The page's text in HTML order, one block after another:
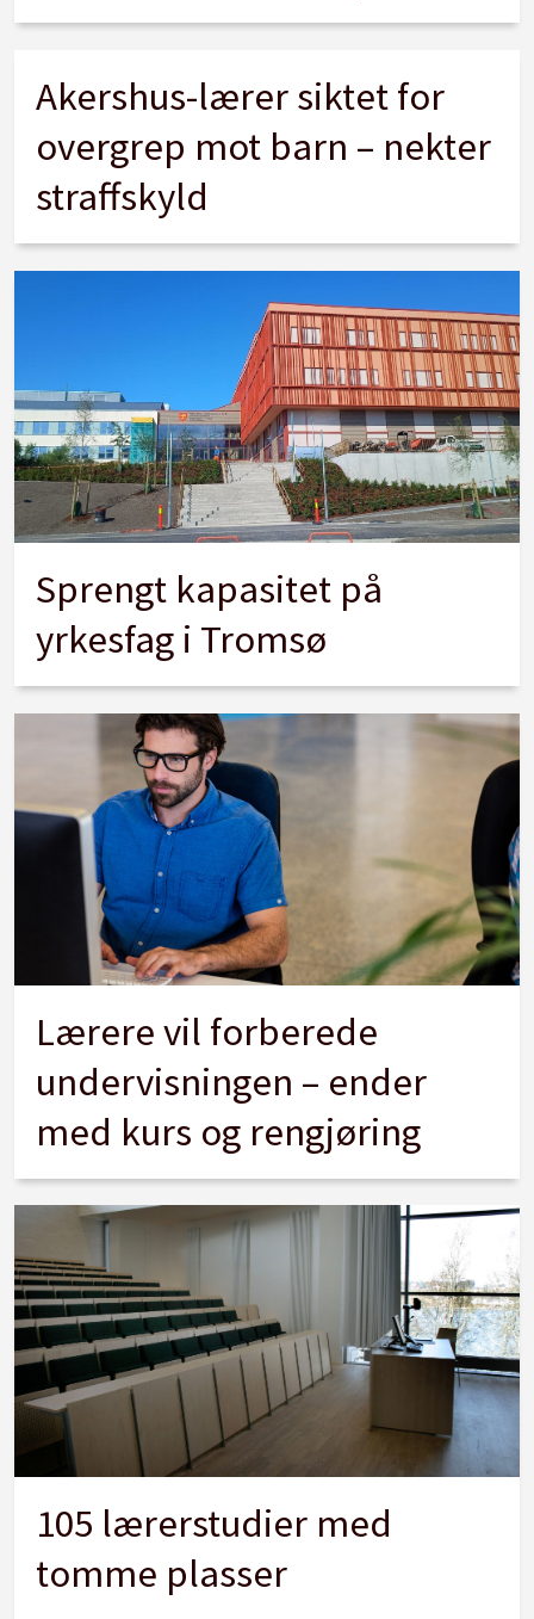
Akershus-lærer siktet for
overgrep mot barn – nekter
straffskyld
Sprengt kapasitet på
yrkesfag i Tromsø
Lærere vil forberede
undervisningen – ender
med kurs og rengjøring
105 lærerstudier med
tomme plasser